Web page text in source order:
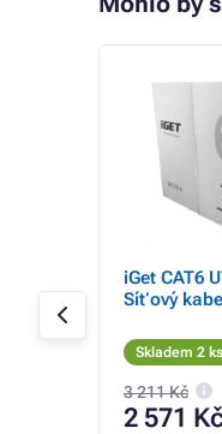
UTP-
iGet CAT6
Síťový
Skladem 2 ks
3 211 Kč
2 571